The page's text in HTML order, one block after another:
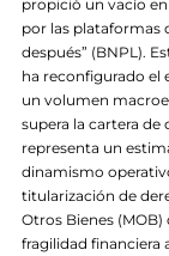
propició un vacío
por las plataformas
después” (BNPL).
ha reconfigurado el
un volumen
supera la cartera de
representa un
dinamismo
titularización de
Otros Bienes (MOB)
fragilidad financiera